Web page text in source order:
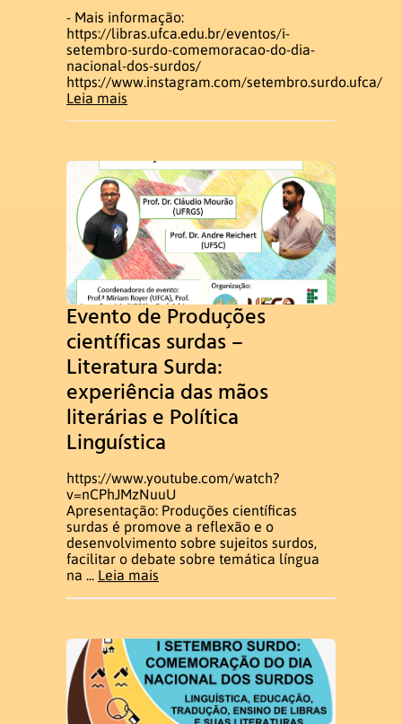
- Mais informação:
https://libras.ufca.edu.br/eventos/i-
setembro-surdo-comemoracao-do-dia-
nacional-dos-surdos/
https://www.instagram.com/setembro.surdo.ufca/
Leia mais
Evento de Produções
científicas surdas –
Literatura Surda:
experiência das mãos
literárias e Política
Linguística
https://www.youtube.com/watch?
v=nCPhJMzNuuU
Apresentação: Produções científicas
surdas é promove a reflexão e o
desenvolvimento sobre sujeitos surdos,
facilitar o debate sobre temática língua
na ... Leia mais